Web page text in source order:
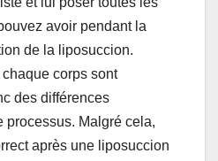
avoir pendant la
de la liposuccion.
corps sont
des différences
processus. Malgré cela,
après une liposuccion